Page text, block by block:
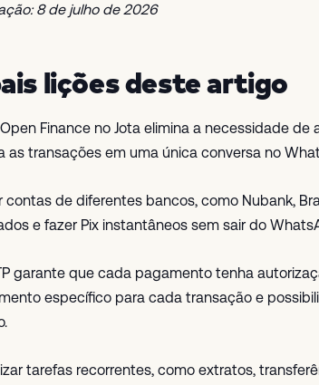
8 de julho de 2026
lições deste artigo
Finance no Jota elimina a necessidade
as transações em uma única conversa no
contas de diferentes bancos, como Nubank,
e fazer Pix instantâneos sem sair do
garante que cada pagamento tenha
específico para cada transação e
tarefas recorrentes, como extratos,